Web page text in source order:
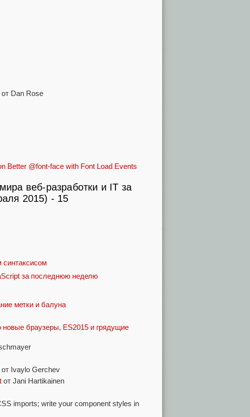
от Dan Rose
Better @font-face with Font Load Events
за последнюю неделю
метки и балуна
браузеры, ES2015 и грядущие
от Ivaylo Gerchev
от Jani Hartikainen
imports; write your component styles in